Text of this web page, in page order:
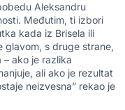
Aleksandru
Međutim, ti izbori
kada iz Brisela ili
glavom, s druge strane,
ako je razlika
ali ako je rezultat
neizvesna” rekao je